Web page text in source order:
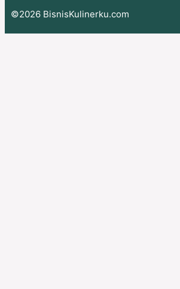
©2026 BisnisKulinerku.com